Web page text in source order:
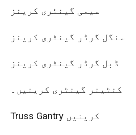
سیمی گینٹری کرینز
سنگل گرڈر گینٹری کرینز
ڈبل گرڈر گینٹری کرینز
کنٹینر گینٹری کرینیں۔
Truss Gantry کرینیں